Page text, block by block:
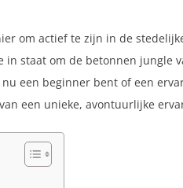
om actief te zijn in de
staat om de betonnen
een beginner bent of een
een unieke, avontuurlijke